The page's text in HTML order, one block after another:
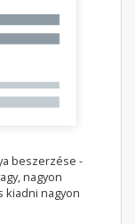
beszerzése -
nagyon
kiadni nagyon